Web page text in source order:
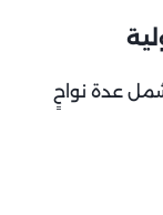
عدة نواحٍ